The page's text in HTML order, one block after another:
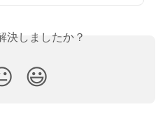
決しましたか？
😃